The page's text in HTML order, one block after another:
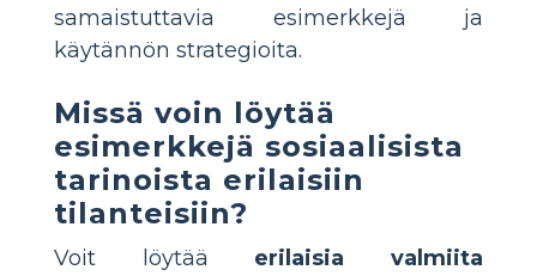
samaistuttavia esimerkkejä ja
käytännön strategioita.
Missä voin löytää
esimerkkejä sosiaalisista
tarinoista erilaisiin
tilanteisiin?
Voit löytää erilaisia valmiita